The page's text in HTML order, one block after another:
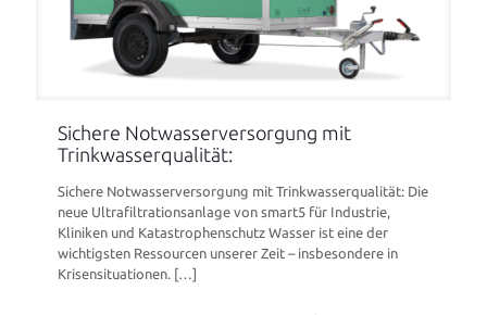
Sichere Notwasserversorgung mit
Trinkwasserqualität:
Sichere Notwasserversorgung mit Trinkwasserqualität: Die
neue Ultrafiltrationsanlage von smart5 für Industrie,
Kliniken und Katastrophenschutz Wasser ist eine der
wichtigsten Ressourcen unserer Zeit – insbesondere in
Krisensituationen. […]